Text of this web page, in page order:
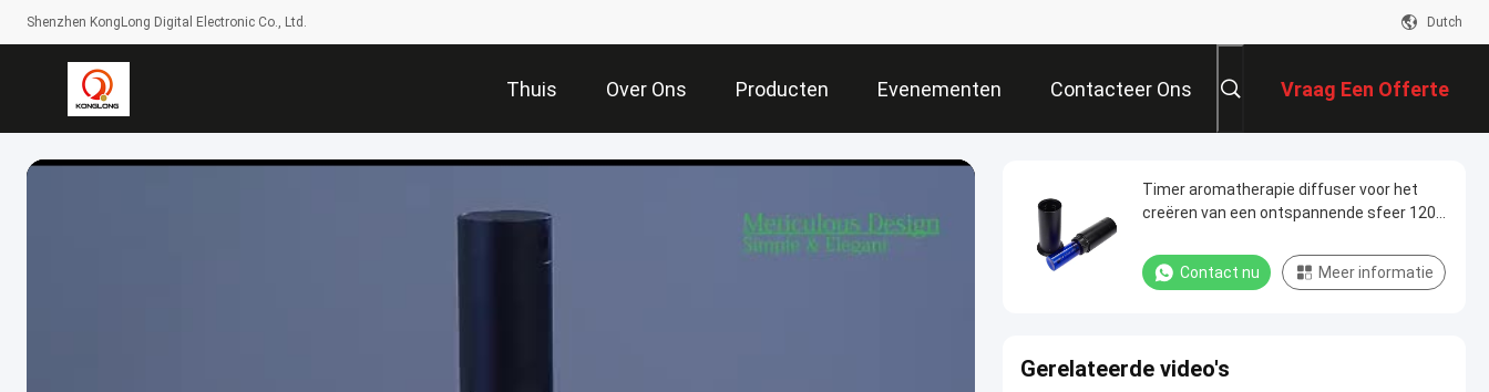
Shenzhen KongLong Digital Electronic Co., Ltd. Dutch
Thuis Over Ons Producten Evenementen Contacteer Ons Vraag Een Offerte
Aan
Timer aromatherapie diffuser voor het
creëren van een ontspannende sfeer 120
Contact nu Meer informatie
Gerelateerde video's